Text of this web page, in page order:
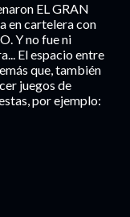
EL GRAN
en cartelera con
Y no fue ni
El espacio entre
que, también
juegos de
por ejemplo: